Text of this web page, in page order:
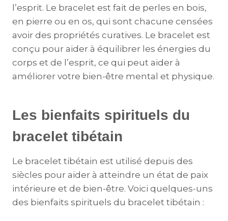
l’esprit. Le bracelet est fait de perles en bois,
en pierre ou en os, qui sont chacune censées
avoir des propriétés curatives. Le bracelet est
conçu pour aider à équilibrer les énergies du
corps et de l’esprit, ce qui peut aider à
améliorer votre bien-être mental et physique.
Les bienfaits spirituels du
bracelet tibétain
Le bracelet tibétain est utilisé depuis des
siècles pour aider à atteindre un état de paix
intérieure et de bien-être. Voici quelques-uns
des bienfaits spirituels du bracelet tibétain :